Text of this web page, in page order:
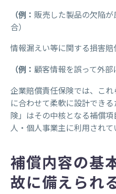
（例： 販売した製品の欠陥
合）
情報漏えい等に関する損害賠
（例： 顧客情報を誤って外部
企業賠償責任保険では、こ
に合わせて柔軟に設計でき
険」はその中核となる補償
人・個人事業主に利用されて
補償内容の基
故に備えられ